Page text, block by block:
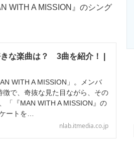
WITH A MISSION』のシング
な楽曲は？ 3曲を紹介！ |
WITH A MISSION」。メンバ
で、奇抜な見た目ながら、その
『MAN WITH A MISSION』の
ートを…
nlab.itmedia.co.jp